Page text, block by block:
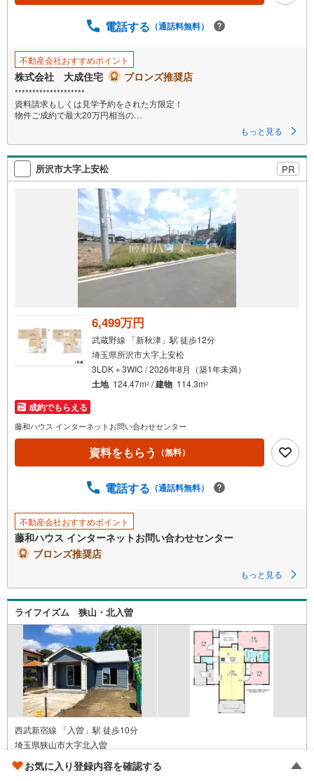
す
る
電話する （通話料無料）
不動産会社おすすめポイント
株式会社 大成住宅 ブロンズ推奨店
********************
資料請求もしくは見学予約をされた方限定！
物件ご成約で最大20万円相当の
《敷地ゆとりある52坪☆》間仕切り設置で2LDKから3LDKに変更可能！
━…‥Design/Space‥…━
ライフスタイルの変化に合わせて間取り変更可能な
約9帖の洋室ございます＾＾
FCL・SIC・パントリーなど収納充実◎
大容量の収納スペースで住空間もスッキリ広々！
LDKにある2帖の小上がりスペース
お勉強スペースや読書スペースとしても活用可能です☆
埼玉県を代表する寺院「喜多院」まで徒歩1分♪
“厄除けのお大師さま”と呼ばれている厄除けが有名です。
西武新宿線「本川越」駅まで徒歩14分◎
教育施設が徒歩圏内の、子育てファミリーに嬉しい住環境＾＾
ご案内・詳細な資料のご請求はお気軽にどうぞ
※お電話の場合:事前にお問い合わせ頂けますとスムーズなご案内が可能！
※メールの場合:≪資料をもらう≫≪室内・現地を見学する≫をクリック
●住宅ローン等の無料相談
ローン審査に不安がある方、まずはご相談下さい。
※チャイルドシートもご用意
●ご成約でPayPayボーナスプレゼント
い。
もっと見る
所沢市大字上安松 PR
6,499万円
武蔵野線 「新秋津」駅 徒歩12分
埼玉県所沢市大字上安松
3LDK＋3WIC / 2026年8月（築1年未満）
土地 124.47m2 /建物 114.3m2
成約でもらえる
藤和ハウス インターネットお問い合わせセンター
資料をもらう （無料）
電話する （通話料無料）
不動産会社おすすめポイント
藤和ハウス インターネットお問い合わせセンター
ブロンズ推奨店
もっと見る
ライフイズム 狭山・北入曽
西武新宿線 「入曽」駅 徒歩10分
埼玉県狭山市大字北入曽
3LDK / 木造1階建
土地261.91m 2/建物85.93m
お気に入り登録内容を確認する